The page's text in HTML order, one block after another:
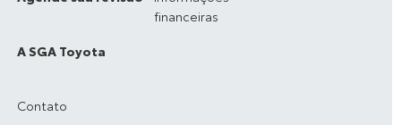
A SGA Toyota
Contato
financeiras